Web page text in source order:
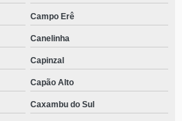
Campo Erê
Canelinha
Capinzal
Capão Alto
Caxambu do Sul